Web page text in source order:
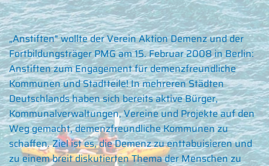
„Anstiften" wollte der Verein Aktion Demenz und der
Fortbildungsträger PMG am 15. Februar 2008 in Berlin:
Anstiften zum Engagement für demenzfreundliche
Kommunen und Stadtteile! In mehreren Städten
Deutschlands haben sich bereits aktive Bürger,
Kommunalverwaltungen, Vereine und Projekte auf den
Weg gemacht, demenzfreundliche Kommunen zu
schaffen. Ziel ist es, die Demenz zu enttabuisieren und
zu einem breit diskutierten Thema der Menschen zu